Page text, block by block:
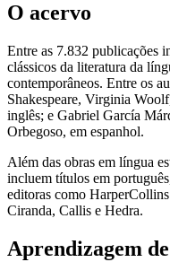
O acervo
Entre as 7.832 publicações
clássicos da literatura da
contemporâneos. Entre os
Shakespeare, Virginia
inglês; e Gabriel García
Orbegoso, em espanhol.
Além das obras em língua
incluem títulos em
editoras como
Ciranda, Callis e Hedra.
Aprendizagem